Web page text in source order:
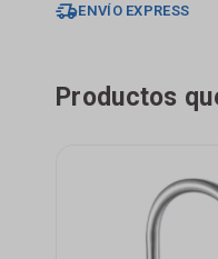
ENVÍO EXPRESS
Productos